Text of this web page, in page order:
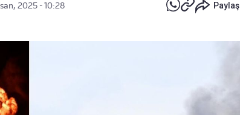
2025 - 10:28 Paylaş